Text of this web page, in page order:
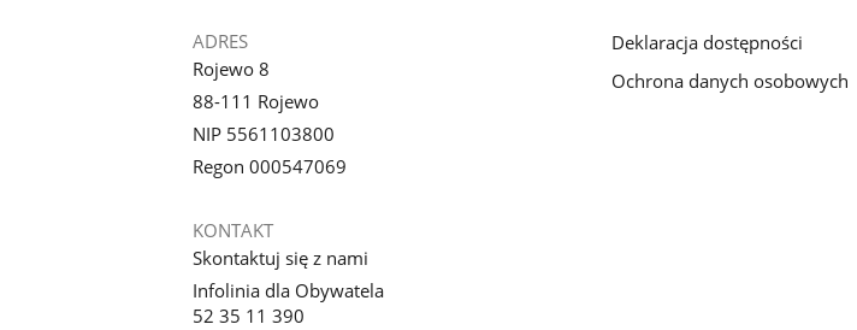
ADRES
Rojewo 8
88-111 Rojewo
NIP 5561103800
Regon 000547069
KONTAKT
Skontaktuj się z nami
Infolinia dla Obywatela
52 35 11 390
Deklaracja dostępności
Ochrona danych osobowych